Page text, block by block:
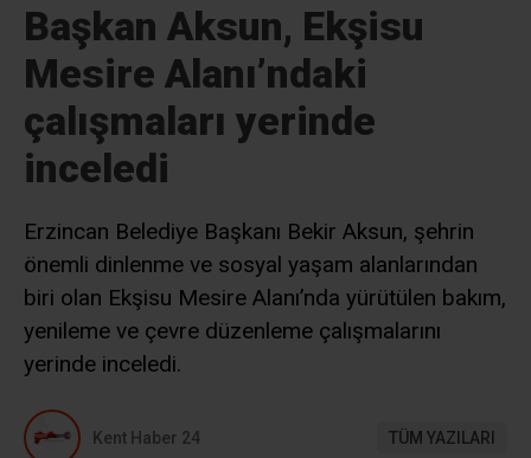
Başkan Aksun, Ekşisu
Mesire Alanı’ndaki
çalışmaları yerinde
inceledi
Erzincan Belediye Başkanı Bekir Aksun, şehrin
önemli dinlenme ve sosyal yaşam alanlarından
biri olan Ekşisu Mesire Alanı’nda yürütülen bakım,
yenileme ve çevre düzenleme çalışmalarını
yerinde inceledi.
Kent Haber 24 TÜM YAZILARI